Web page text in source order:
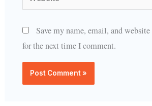
Save my name, email, and
for the next time I comment.